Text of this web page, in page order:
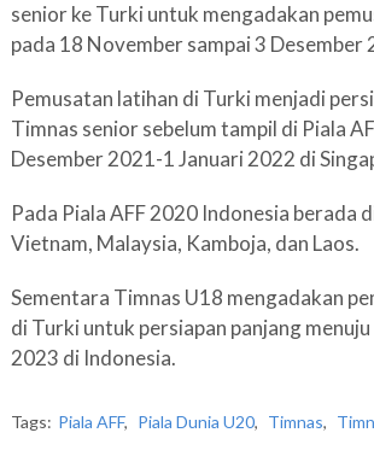
senior ke Turki untuk mengadakan
pada 18 November sampai 3 Desember
Pemusatan latihan di Turki menjadi
Timnas senior sebelum tampil di Piala
Desember 2021-1 Januari 2022 di
Pada Piala AFF 2020 Indonesia berada
Vietnam, Malaysia, Kamboja, dan Laos.
Sementara Timnas U18 mengadakan
di Turki untuk persiapan panjang
2023 di Indonesia.
Tags: Piala AFF, Piala Dunia U20, Timnas,